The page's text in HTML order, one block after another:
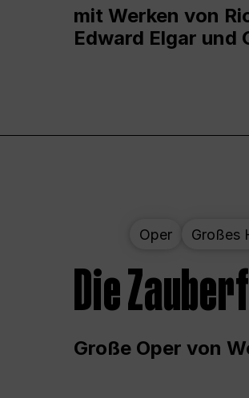
mit Werken von
Edward Elgar und
Oper Großes
Die
Große Oper von